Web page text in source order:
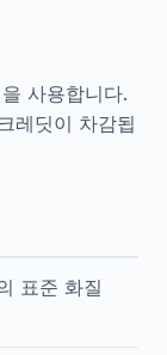
사용합니다.
레딧이 차감됩
표준 화질